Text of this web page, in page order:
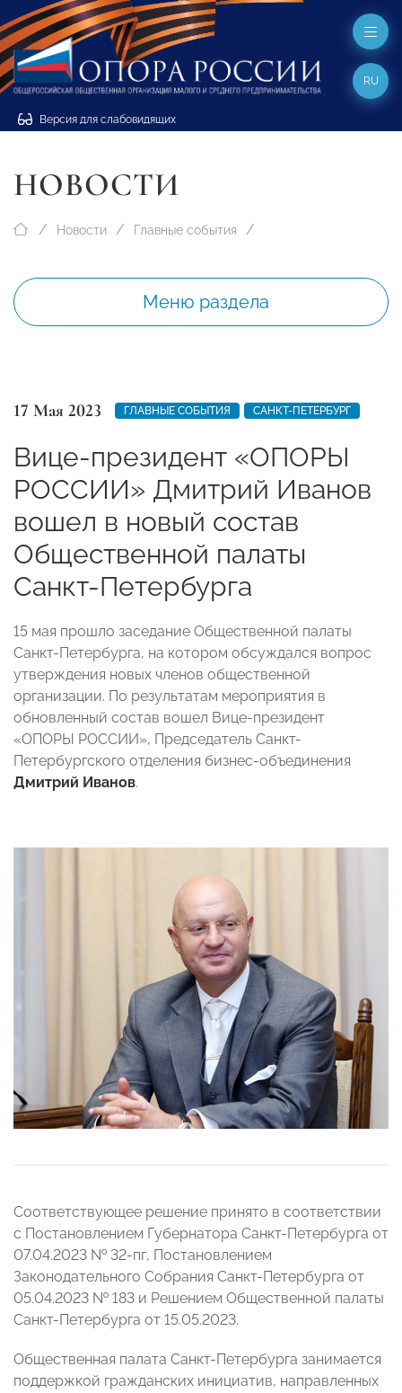
Версия для слабовидящих
RU
НОВОСТИ
Новости Главные события
Меню раздела
17 Мая 2023 ГЛАВНЫЕ СОБЫТИЯ САНКТ-ПЕТЕРБУРГ
Вице-президент «ОПОРЫ
РОССИИ» Дмитрий Иванов
вошел в новый состав
Общественной палаты
Санкт-Петербурга
15 мая прошло заседание Общественной палаты
Санкт-Петербурга, на котором обсуждался вопрос
утверждения новых членов общественной
организации. По результатам мероприятия в
обновленный состав вошел Вице-президент
«ОПОРЫ РОССИИ», Председатель Санкт-
Петербургского отделения бизнес-объединения
Дмитрий Иванов.
Соответствующее решение принято в соответствии
с Постановлением Губернатора Санкт-Петербурга от
07.04.2023 № 32-пг, Постановлением
Законодательного Собрания Санкт-Петербурга от
05.04.2023 № 183 и Решением Общественной палаты
Санкт-Петербурга от 15.05.2023.
Общественная палата Санкт-Петербурга занимается
поддержкой гражданских инициатив, направленных